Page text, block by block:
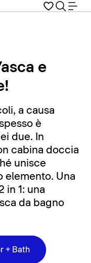
e
a causa
è
due. In
cabina doccia
unisce
elemento. Una
in 1: una
da bagno
+ Bath